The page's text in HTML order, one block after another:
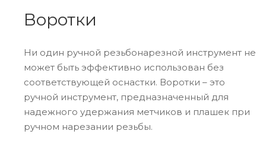
Воротки
Ни один ручной резьбонарезной инструмент не
может быть эффективно использован без
соответствующей оснастки. Воротки – это
ручной инструмент, предназначенный для
надежного удержания метчиков и плашек при
ручном нарезании резьбы.